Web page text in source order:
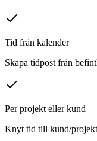
Tid från kalender
Skapa tidpost från
Per projekt eller kund
Knyt tid till kund/